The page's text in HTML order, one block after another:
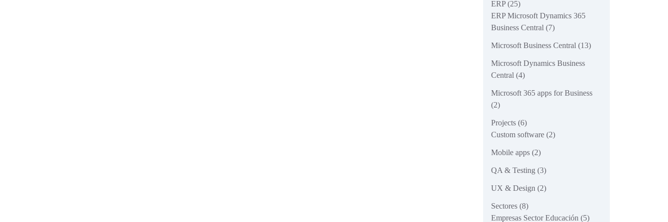
ERP(25)
ERP Microsoft Dynamics 365
Business Central (7)
Microsoft Business Central (13)
Microsoft Dynamics Business
Central (4)
Microsoft 365 apps for Business
(2)
Projects (6)
Custom software (2)
Mobile apps (2)
QA & Testing (3)
UX & Design (2)
Sectores (8)
Empresas Sector Educación (5)